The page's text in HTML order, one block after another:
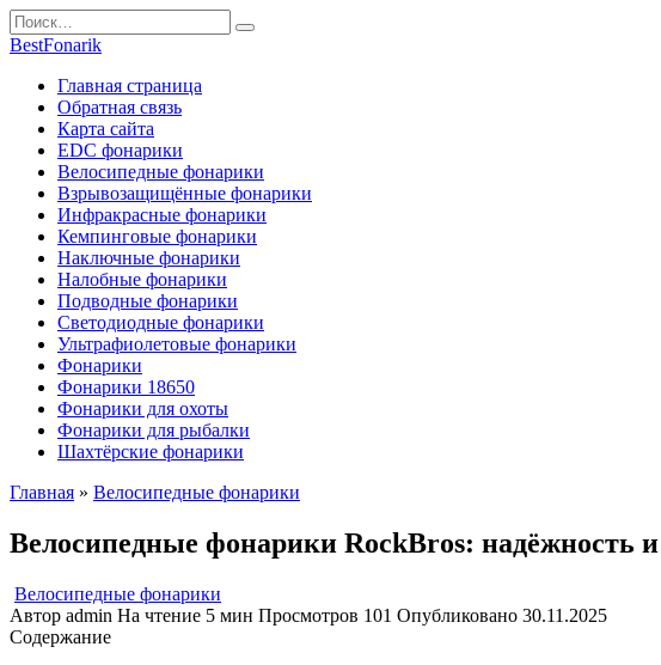
Перейти
к
Search
for:
BestFonarik
Главная страница
Обратная связь
Карта сайта
EDC фонарики
Велосипедные фонарики
Взрывозащищённые фонарики
Инфракрасные фонарики
Кемпинговые фонарики
Наключные фонарики
Налобные фонарики
Подводные фонарики
Светодиодные фонарики
Ультрафиолетовые фонарики
Фонарики
Фонарики 18650
Фонарики для охоты
Фонарики для рыбалки
Шахтёрские фонарики
Главная » Велосипедные фонарики
Велосипедные фонарики RockBros: надёжность и
Велосипедные фонарики
Автор admin На чтение 5 мин Просмотров 101 Опубликовано 30.11.2025
Содержание